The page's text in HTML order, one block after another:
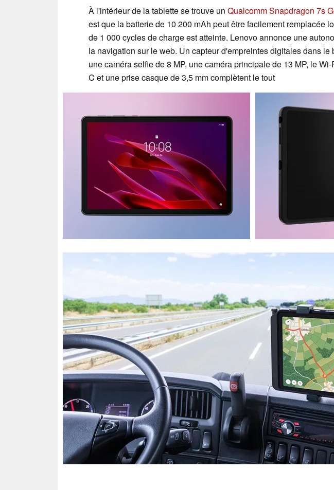
À l'intérieur de la tablette se trouve un Qualcomm Snapdragon 7s
est que la batterie de 10 200 mAh peut être facilement remplacée
de 1 000 cycles de charge est atteinte. Lenovo annonce une
la navigation sur le web. Un capteur d'empreintes digitales dans le
une caméra selfie de 8 MP, une caméra principale de 13 MP, le
C et une prise casque de 3,5 mm complètent le tout